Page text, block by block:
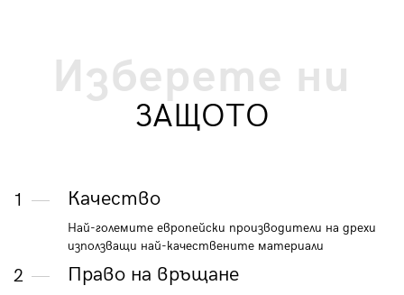
Изберете ни
ЗАЩОТО
1 Качество
Най-големите европейски производители на дрехи
използващи най-качествените материали
2 Право на връщане